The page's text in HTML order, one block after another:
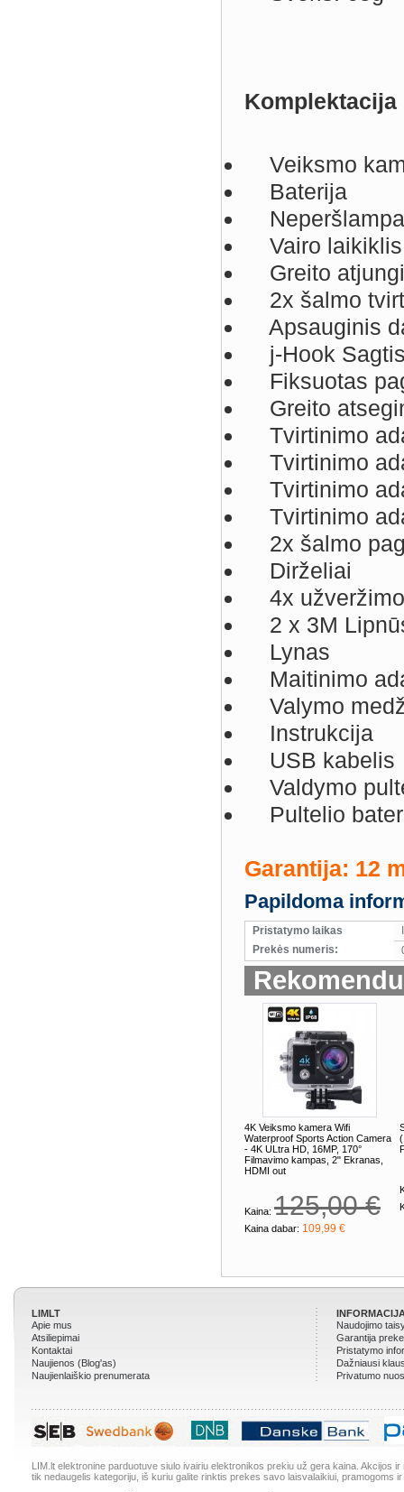
Komplektacija
Veiksmo
Baterija
Vairo laikiklis
Greito
2x šalmo
Apsauginis
j-Hook
Fiksuotas
Greito
Tvirtinimo
Tvirtinimo
Tvirtinimo
Tvirtinimo
2x šalmo
Dirželiai
4x
2 x 3M
Lynas
Maitinimo
Valymo
Instrukcija
USB kabelis
Valdymo
Pultelio
Garantija: 12
Papildoma
Pristatymo laikas
Prekės numeris:
4K Veiksmo kamera Wifi
Waterproof Sports Action Camera
- 4K ULtra HD, 16MP, 170°
Filmavimo kampas, 2" Ekranas,
HDMI out
Kaina: 125,00 €
Kaina dabar: 109,99 €
LIMLT
Apie mus
Atsiliepimai
Kontaktai
Naujienos (Blog'as)
Naujienlaiškio prenumerata
Naudojimo
Garantija
Pristatymo
Dažniausi
Privatumo
LIM.lt elektronine parduotuve siulo ivairiu elektronikos prekiu už gera kaina. Akcijos
tik nedaugelis kategoriju, iš kuriu galite rinktis prekes savo laisvalaikiui, pramogoms ir